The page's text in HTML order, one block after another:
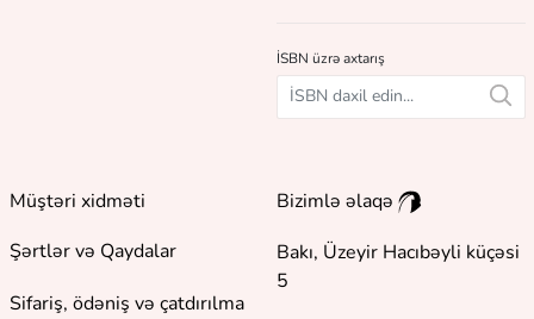
İSBN üzrə axtarış
Müştəri xidməti
Şərtlər və Qaydalar
Sifariş, ödəniş və çatdırılma
Bizimlə əlaqə
Bakı, Üzeyir Hacıbəyli küçəsi
5